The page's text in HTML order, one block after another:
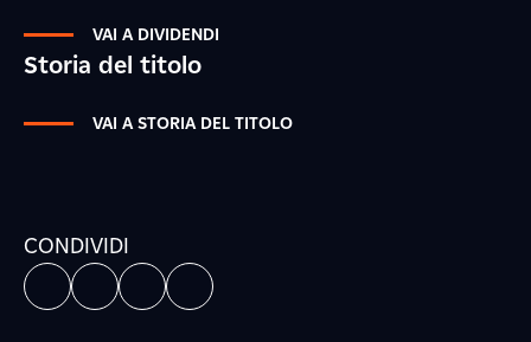
VAI A DIVIDENDI
Storia del titolo
VAI A STORIA DEL TITOLO
CONDIVIDI